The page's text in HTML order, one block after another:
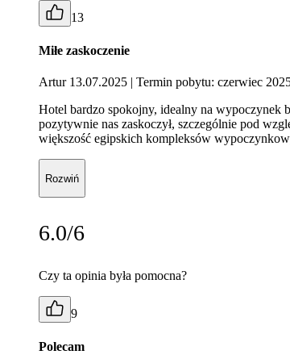
13
Miłe zaskoczenie
Artur 13.07.2025 | Termin pobytu: czerwiec
Hotel bardzo spokojny, idealny na wypoczynek
pozytywnie nas zaskoczył, szczególnie pod
większość egipskich kompleksów
Rozwiń
6.0/6
Czy ta opinia była pomocna?
9
Polecam